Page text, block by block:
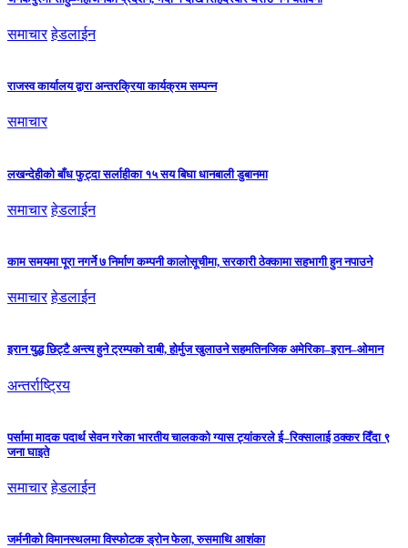
समाचार हेडलाईन
राजस्व कार्यालय द्वारा अन्तरक्रिया कार्यक्रम सम्पन्न
समाचार
लखन्देहीको बाँध फुट्दा सर्लाहीका १५ सय बिघा धानबाली डुबानमा
समाचार हेडलाईन
काम समयमा पूरा नगर्ने ७ निर्माण कम्पनी कालोसूचीमा, सरकारी ठेक्कामा सहभागी हुन नपाउने
समाचार हेडलाईन
इरान युद्ध छिट्टै अन्त्य हुने ट्रम्पको दाबी, होर्मुज खुलाउने सहमतिनजिक अमेरिका–इरान–ओमान
अन्तर्राष्ट्रिय
पर्सामा मादक पदार्थ सेवन गरेका भारतीय चालकको ग्यास ट्यांकरले ई–रिक्सालाई ठक्कर दिँदा ९
जना घाइते
समाचार हेडलाईन
जर्मनीको विमानस्थलमा विस्फोटक ड्रोन फेला, रुसमाथि आशंका